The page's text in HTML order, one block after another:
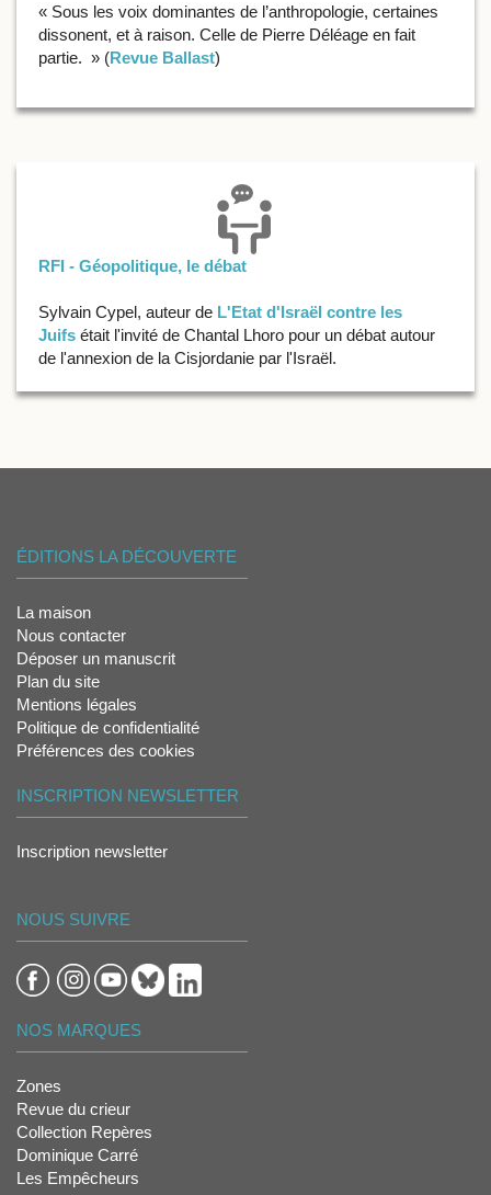
« Sous les voix dominantes de l’anthropologie, certaines
dissonent, et à raison. Celle de Pierre Déléage en fait
partie. » (Revue Ballast)
RFI - Géopolitique, le débat
Sylvain Cypel, auteur de L'Etat d'Israël contre les
Juifs était l'invité de Chantal Lhoro pour un débat autour
de l'annexion de la Cisjordanie par l'Israël.
ÉDITIONS LA DÉCOUVERTE
La maison
Nous contacter
Déposer un manuscrit
Plan du site
Mentions légales
Politique de confidentialité
Préférences des cookies
INSCRIPTION NEWSLETTER
Inscription newsletter
NOUS SUIVRE
NOS MARQUES
Zones
Revue du crieur
Collection Repères
Dominique Carré
Les Empêcheurs